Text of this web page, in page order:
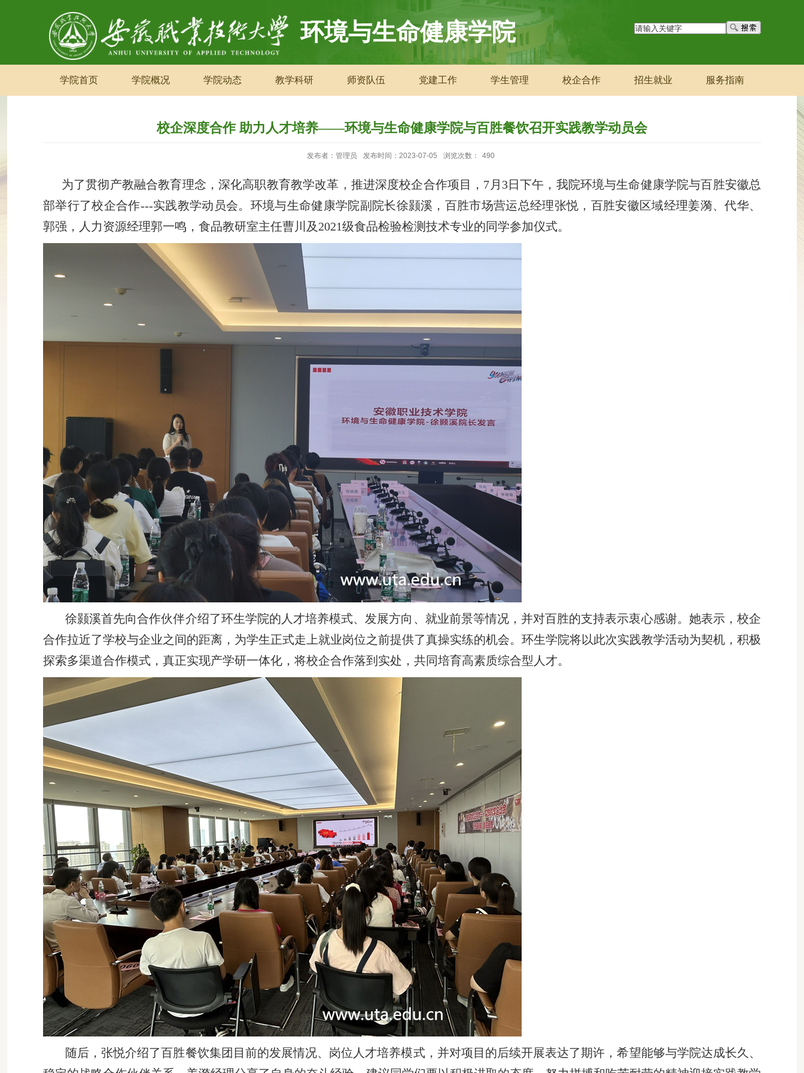
环境与生命健康学院
学院首页 学院概况 学院动态 教学科研 师资队伍 党建工作 学生管理 校企合作 招生就业 服务指南
校企深度合作 助力人才培养——环境与生命健康学院与百胜餐饮召开实践教学动员会
发布者：管理员 发布时间：2023-07-05 浏览次数： 490
为了贯彻产教融合教育理念，深化高职教育教学改革，推进深度校企合作项目， 7 月 3日下午，我院环境与生命健康学院与百胜安徽总
部举行了校企合作---实践教学动员会。 环境与生命健康学院副院长徐颢溪，百胜市场营运总经理张悦，百胜安徽区域经理姜漪、代华、
郭强，人力资源经理郭一鸣，食品教研室主任曹川及 2021级食品检验检测技术专业的同学参加仪式。
徐颢溪首先向合作伙伴介绍了环生学院的人才培养模式、发展方向、就业前景等情况，并对百胜的支持表示衷心感谢。她表示，校企
合作拉近了学校与企业之间的距离，为学生正式走上就业岗位之前提供了真操实练的机会。环生学院将以此次实践教学活动为契机，积极
探索多渠道合作模式，真正实现产学研一体化，将校企合作落到实处，共同培育高素质综合型人才。
随后，张悦介绍了百胜餐饮集团目前的发展情况、 岗位人才培养模式， 并对项目的后续开展表达了期许 ，希望能够与学院达成长久、